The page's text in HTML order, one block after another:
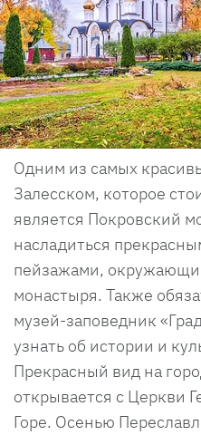
Одним из самых
Залесском, которое
является Покровский
насладиться
пейзажами,
монастыря. Также
музей-заповедник
узнать об истории и
Прекрасный вид на
открывается с Церкви
Горе. Осенью